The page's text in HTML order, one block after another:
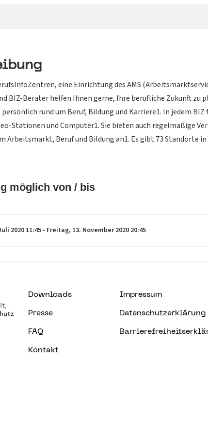
eine Einrichtung des AMS
BIZ-Berater helfen Ihnen gerne, Ihre berufliche Zukunft zu
rund um Beruf, Bildung und Karriere1. In jedem
Stationen und Computer1. Sie bieten auch regelmäßige
Arbeitsmarkt, Beruf und Bildung an1. Es gibt 73 Standorte
möglich von / bis
2020 11:45 - Freitag, 13. November 2020 20:45
Downloads
Presse
FAQ
Kontakt
Impressum
Datenschutzerklärung